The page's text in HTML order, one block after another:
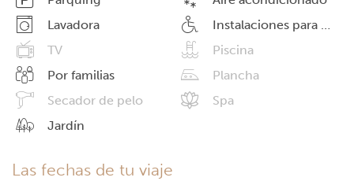
Lavadora
Instalaciones para minusválidos
TV
Piscina
Por familias
Plancha
Secador de pelo
Spa
Jardín
Las fechas de tu viaje